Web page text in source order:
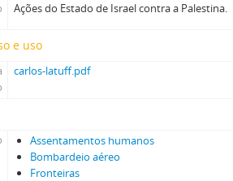
Ações do Estado de Israel contra a Palestina.
e uso
carlos-latuff.pdf
Assentamentos humanos
Bombardeio aéreo
Fronteiras